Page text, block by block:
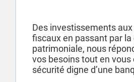
Des investissements
fiscaux en passant par la
patrimoniale, nous
vos besoins tout en vous
sécurité digne d’une